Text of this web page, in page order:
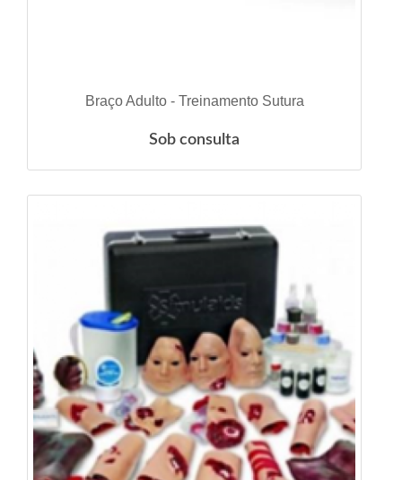
VER DETALHES
Braço Adulto - Treinamento Sutura
Sob consulta